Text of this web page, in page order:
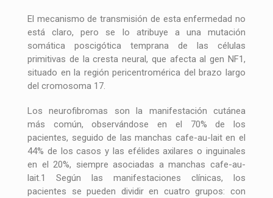
El mecanismo de transmisión de esta enfermedad no
está claro, pero se lo atribuye a una mutación
somática poscigótica temprana de las células
primitivas de la cresta neural, que afecta al gen NF1,
situado en la región pericentromérica del brazo largo
del cromosoma 17.
Los neurofibromas son la manifestación cutánea
más común, observándose en el 70% de los
pacientes, seguido de las manchas cafe-au-lait en el
44% de los casos y las efélides axilares o inguinales
en el 20%, siempre asociadas a manchas cafe-au-
lait.1 Según las manifestaciones clínicas, los
pacientes se pueden dividir en cuatro grupos: con